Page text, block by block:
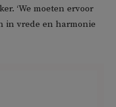
‘We moeten ervoor
in vrede en harmonie